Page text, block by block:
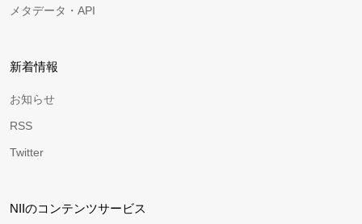
メタデータ・API
新着情報
お知らせ
RSS
Twitter
NIIのコンテンツサービス